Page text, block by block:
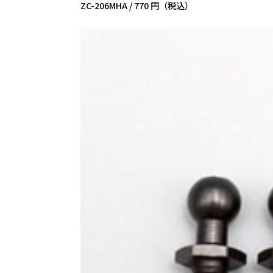
ZC-206MHA / 770 円（税込）